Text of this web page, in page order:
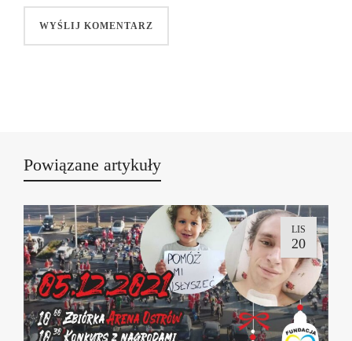
Powiązane artykuły
LIS
20